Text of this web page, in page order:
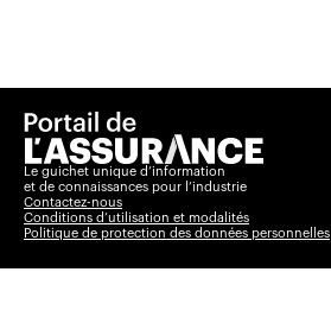
Le guichet unique d’information
et de connaissances pour l’industrie
Contactez-nous
Conditions d’utilisation et modalités
Politique de protection des données personnelles